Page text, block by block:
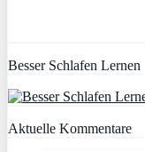
Besser Schlafen Lernen
Aktuelle Kommentare